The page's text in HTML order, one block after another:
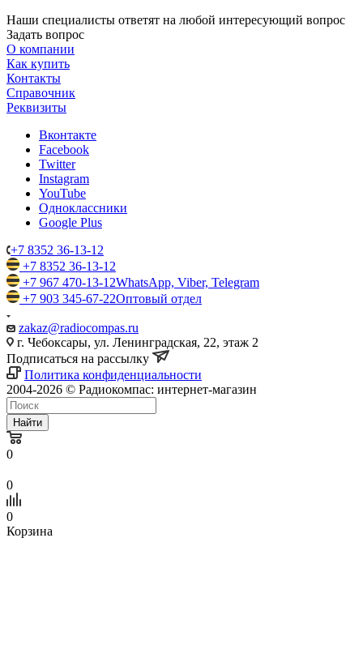
Наши специалисты ответят на любой интересующий вопрос
Задать вопрос
О компании
Как купить
Контакты
Справочник
Реквизиты
Вконтакте
Facebook
Twitter
Instagram
YouTube
Одноклассники
Google Plus
+7 8352 36-13-12
+7 8352 36-13-12
+7 967 470-13-12WhatsApp, Viber, Telegram
+7 903 345-67-22Оптовый отдел
zakaz@radiocompas.ru
г. Чебоксары, ул. Ленинградская, 22, этаж 2
Подписаться на рассылку
Политика конфиденциальности
2004-2026 © Радиокомпас: интернет-магазин
Найти
0
0
0
Корзина